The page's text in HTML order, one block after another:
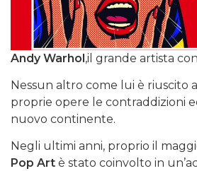
Andy Warhol ,il grande artista
Nessun altro come lui è riuscito
proprie opere le contraddizioni
nuovo continente.
Negli ultimi anni, proprio il
Pop Art è stato coinvolto in